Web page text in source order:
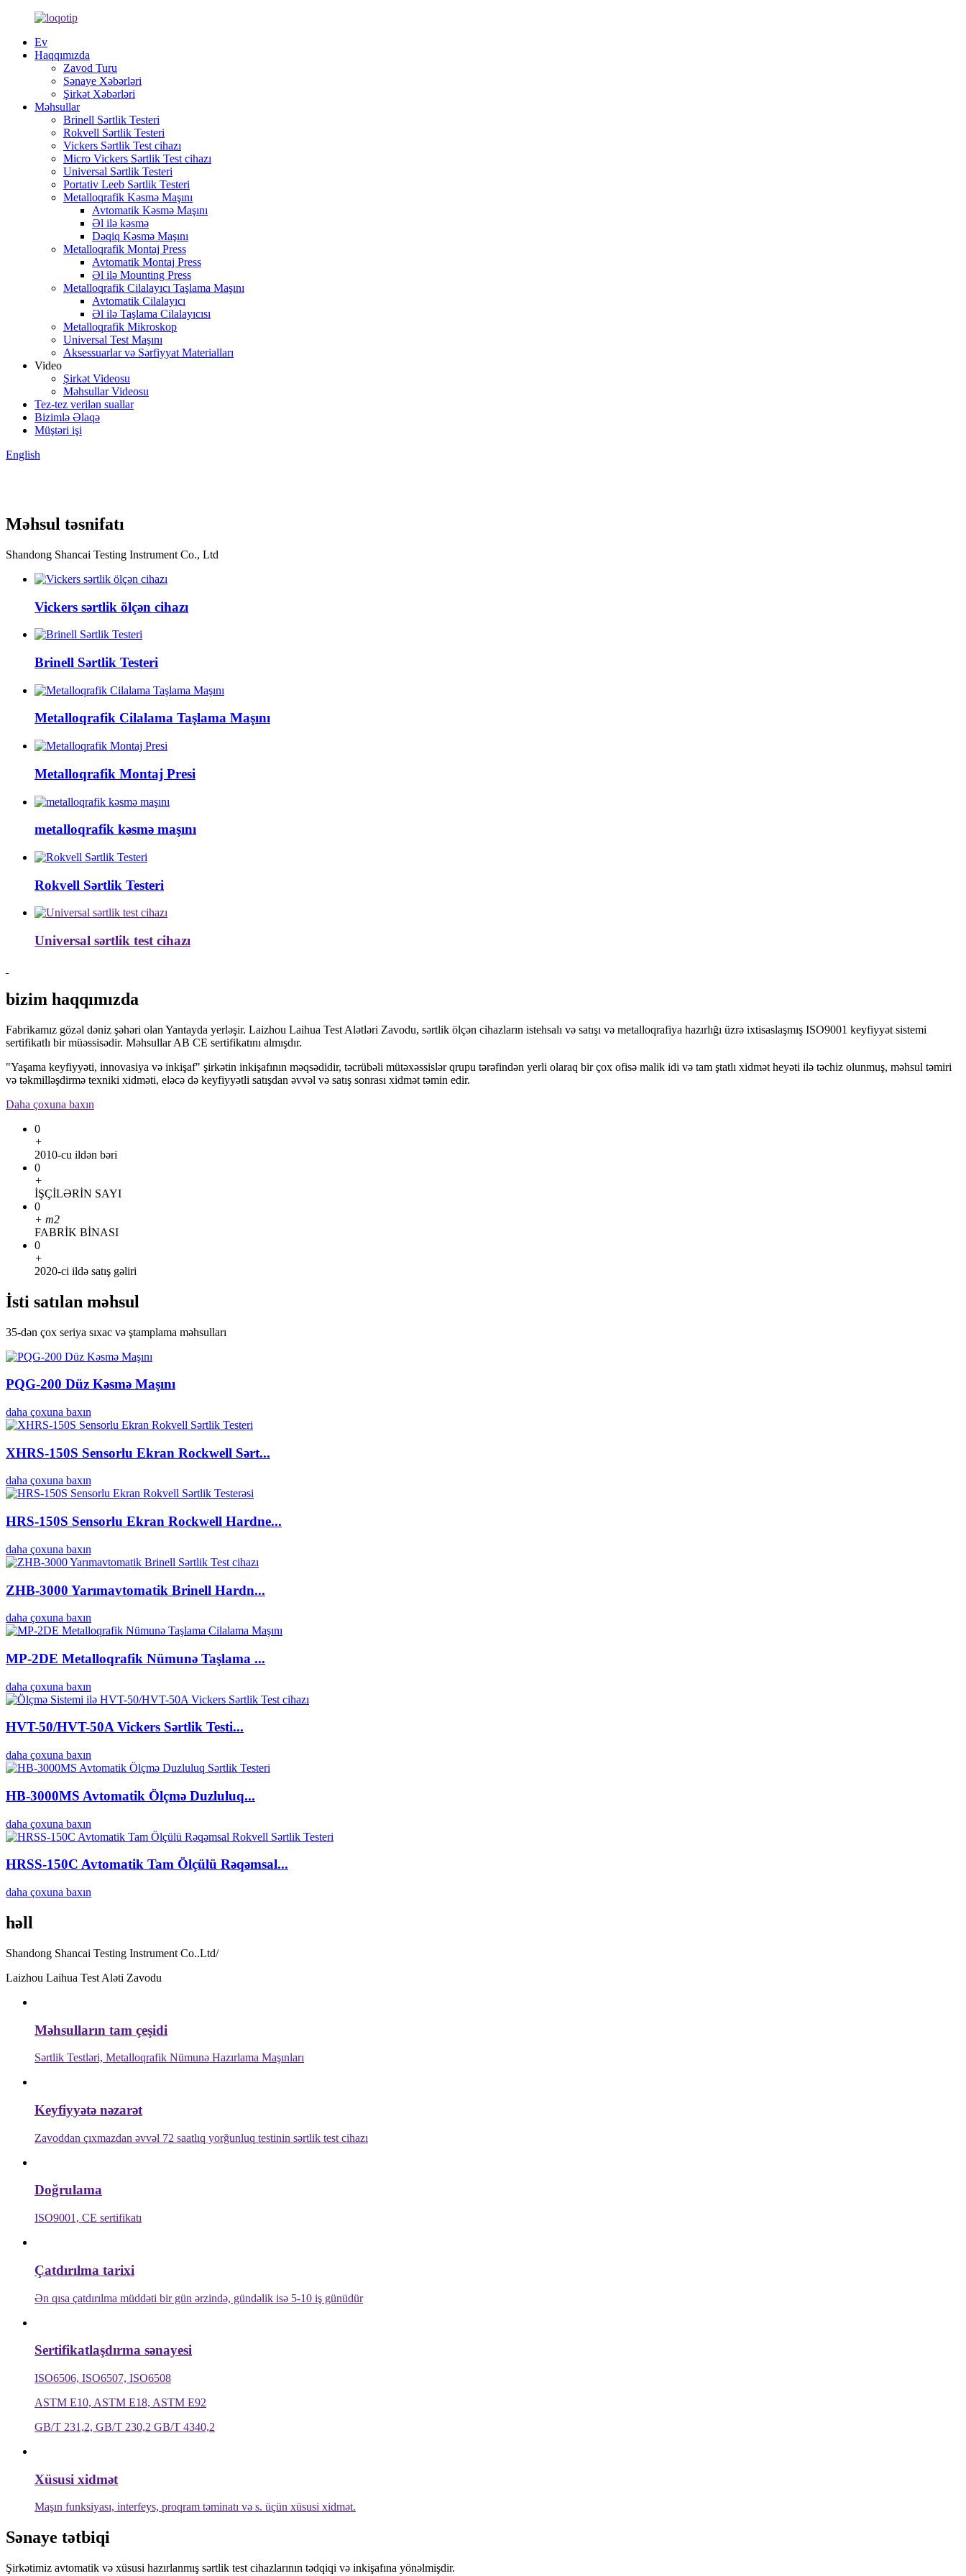
Ev
Haqqımızda
Zavod Turu
Sənaye Xəbərləri
Şirkət Xəbərləri
Məhsullar
Brinell Sərtlik Testeri
Rokvell Sərtlik Testeri
Vickers Sərtlik Test cihazı
Micro Vickers Sərtlik Test cihazı
Universal Sərtlik Testeri
Portativ Leeb Sərtlik Testeri
Metalloqrafik Kəsmə Maşını
Avtomatik Kəsmə Maşını
Əl ilə kəsmə
Dəqiq Kəsmə Maşını
Metalloqrafik Montaj Press
Avtomatik Montaj Press
Əl ilə Mounting Press
Metalloqrafik Cilalayıcı Taşlama Maşını
Avtomatik Cilalayıcı
Əl ilə Taşlama Cilalayıcısı
Metalloqrafik Mikroskop
Universal Test Maşını
Aksessuarlar və Sərfiyyat Materialları
Video
Şirkət Videosu
Məhsullar Videosu
Tez-tez verilən suallar
Bizimlə Əlaqə
Müştəri işi
English
Məhsul təsnifatı
Shandong Shancai Testing Instrument Co., Ltd
Vickers sərtlik ölçən cihazı
Brinell Sərtlik Testeri
Metalloqrafik Cilalama Taşlama Maşını
Metalloqrafik Montaj Presi
metalloqrafik kəsmə maşını
Rokvell Sərtlik Testeri
Universal sərtlik test cihazı
bizim haqqımızda
Fabrikamız gözəl dəniz şəhəri olan Yantayda yerləşir. Laizhou Laihua Test Alətləri Zavodu, sərtlik ölçən cihazların istehsalı və satışı və metalloqrafiya hazırlığı üzrə ixtisaslaşmış ISO9001 keyfiyyət sistemi
sertifikatlı bir müəssisədir. Məhsullar AB CE sertifikatını almışdır.
"Yaşama keyfiyyəti, innovasiya və inkişaf" şirkətin inkişafının məqsədidir, təcrübəli mütəxəssislər qrupu tərəfindən yerli olaraq bir çox ofisə malik idi və tam ştatlı xidmət heyəti ilə təchiz olunmuş, məhsul təmiri
və təkmilləşdirmə texniki xidməti, eləcə də keyfiyyətli satışdan əvvəl və satış sonrası xidmət təmin edir.
Daha çoxuna baxın
0
+
2010-cu ildən bəri
0
+
İŞÇİLƏRİN SAYI
0
+ m2
FABRİK BİNASI
0
+
2020-ci ildə satış gəliri
İsti satılan məhsul
35-dən çox seriya sıxac və ştamplama məhsulları
PQG-200 Düz Kəsmə Maşını
daha çoxuna baxın
XHRS-150S Sensorlu Ekran Rockwell Sərt...
daha çoxuna baxın
HRS-150S Sensorlu Ekran Rockwell Hardne...
daha çoxuna baxın
ZHB-3000 Yarımavtomatik Brinell Hardn...
daha çoxuna baxın
MP-2DE Metalloqrafik Nümunə Taşlama ...
daha çoxuna baxın
HVT-50/HVT-50A Vickers Sərtlik Testi...
daha çoxuna baxın
HB-3000MS Avtomatik Ölçmə Duzluluq...
daha çoxuna baxın
HRSS-150C Avtomatik Tam Ölçülü Rəqəmsal...
daha çoxuna baxın
həll
Shandong Shancai Testing Instrument Co..Ltd/
Laizhou Laihua Test Aləti Zavodu
Məhsulların tam çeşidi
Sərtlik Testləri, Metalloqrafik Nümunə Hazırlama Maşınları
Keyfiyyətə nəzarət
Zavoddan çıxmazdan əvvəl 72 saatlıq yorğunluq testinin sərtlik test cihazı
Doğrulama
ISO9001, CE sertifikatı
Çatdırılma tarixi
Ən qısa çatdırılma müddəti bir gün ərzində, gündəlik isə 5-10 iş günüdür
Sertifikatlaşdırma sənayesi
ISO6506, ISO6507, ISO6508
ASTM E10, ASTM E18, ASTM E92
GB/T 231,2, GB/T 230,2 GB/T 4340,2
Xüsusi xidmət
Maşın funksiyası, interfeys, proqram təminatı və s. üçün xüsusi xidmət.
Sənaye tətbiqi
Şirkətimiz avtomatik və xüsusi hazırlanmış sərtlik test cihazlarının tədqiqi və inkişafına yönəlmişdir.